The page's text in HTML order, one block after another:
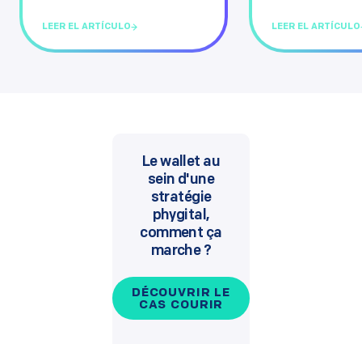
LEER EL ARTÍCULO LEER EL ARTÍCULO
Le wallet au
sein d'une
stratégie
phygital,
comment ça
marche ?
DÉCOUVRIR LE
CAS COURIR